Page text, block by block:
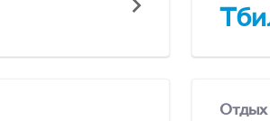
Отдых